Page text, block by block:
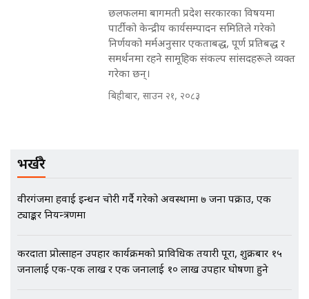
EXCLUSIVE - भिजिट भिसामा सेटिङको
गोप्य अडियो र म्यासेज, गृह मन्त्रालय
कनेक्सन ! || VISIT VISA SCAM
Followup: CCTV Footage Lost |
SIDHAKURA |
छलफलमा बागमती प्रदेश सरकारका विषयमा
पार्टीको केन्द्रीय कार्यसम्पादन समितिले गरेको
निर्णयको मर्मअनुसार एकताबद्ध, पूर्ण प्रतिबद्ध र
समर्थनमा रहने सामूहिक संकल्प सांसदहरूले व्यक्त
गरेका छन्।
बिहीबार, साउन २१, २०८३
भर्खरै
वीरगंजमा हवाई इन्धन चोरी गर्दै गरेको अवस्थामा ७ जना पक्राउ, एक
ट्याङ्कर नियन्त्रणमा
करदाता प्रोत्साहन उपहार कार्यक्रमको प्राविधिक तयारी पूरा, शुक्रबार १५
जनालाई एक-एक लाख र एक जनालाई १० लाख उपहार घोषणा हुने